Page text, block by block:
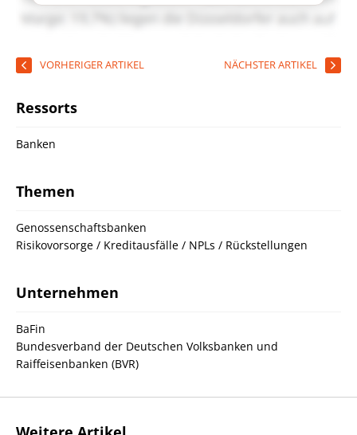
VORHERIGER ARTIKEL NÄCHSTER ARTIKEL
Ressorts
Banken
Themen
Genossenschaftsbanken
Risikovorsorge / Kreditausfälle / NPLs / Rückstellungen
Unternehmen
BaFin
Bundesverband der Deutschen Volksbanken und
Raiffeisenbanken (BVR)